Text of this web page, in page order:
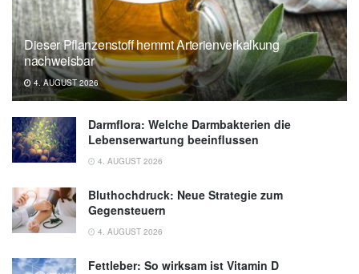
Dieser Pflanzenstoff hemmt Arterienverkalkung
nachweisbar
4. AUGUST 2026
Darmflora: Welche Darmbakterien die
Lebenserwartung beeinflussen
4. AUGUST 2026
Bluthochdruck: Neue Strategie zum
Gegensteuern
4. AUGUST 2026
Fettleber: So wirksam ist Vitamin D